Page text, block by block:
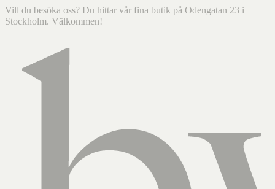
Vill du besöka oss? Du hittar vår fina butik på Odengatan 23 i
Stockholm. Välkommen!